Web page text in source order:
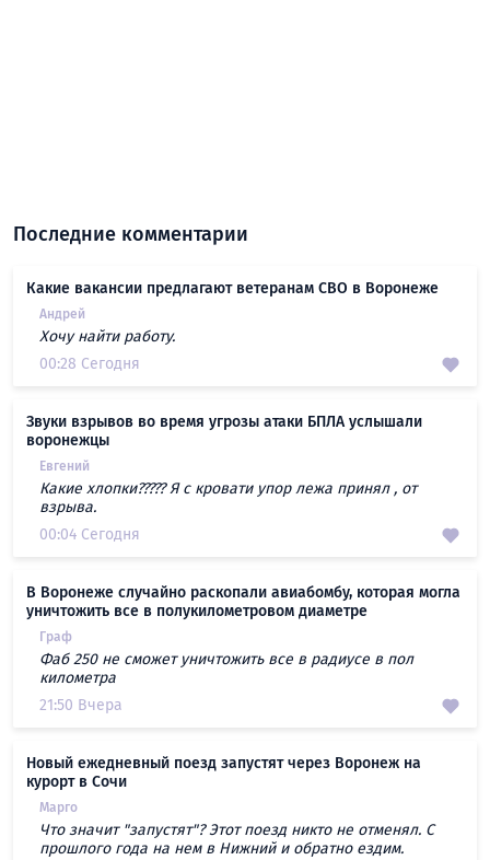
Последние комментарии
Какие вакансии предлагают ветеранам СВО в Воронеже
Андрей
Хочу найти работу.
00:28 Сегодня
Звуки взрывов во время угрозы атаки БПЛА услышали
воронежцы
Евгений
Какие хлопки????? Я с кровати упор лежа принял , от
взрыва.
00:04 Сегодня
В Воронеже случайно раскопали авиабомбу, которая могла
уничтожить все в полукилометровом диаметре
Граф
Фаб 250 не сможет уничтожить все в радиусе в пол
километра
21:50 Вчера
Новый ежедневный поезд запустят через Воронеж на
курорт в Сочи
Марго
Что значит "запустят"? Этот поезд никто не отменял. С
прошлого года на нем в Нижний и обратно ездим.